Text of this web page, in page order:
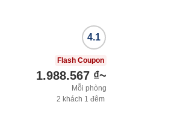
4.1
Flash Coupon
1.988.567 ₫~
Mỗi phòng
2 khách 1 đêm